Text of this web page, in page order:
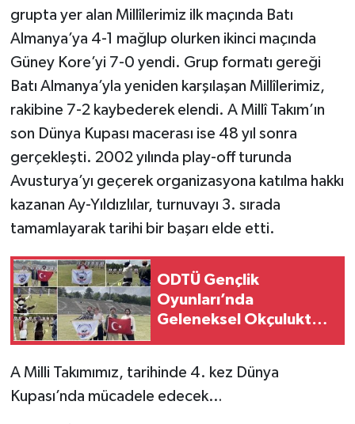
grupta yer alan Millîlerimiz ilk maçında Batı
Almanya’ya 4-1 mağlup olurken ikinci maçında
Güney Kore’yi 7-0 yendi. Grup formatı gereği
Batı Almanya’yla yeniden karşılaşan Millîlerimiz,
rakibine 7-2 kaybederek elendi. A Millî Takım’ın
son Dünya Kupası macerası ise 48 yıl sonra
gerçekleşti. 2002 yılında play-off turunda
Avusturya’yı geçerek organizasyona katılma hakkı
kazanan Ay-Yıldızlılar, turnuvayı 3. sırada
tamamlayarak tarihi bir başarı elde etti.
ODTÜ Gençlik
Oyunları’nda
Geleneksel Okçulukta
A Milli Takımımız, tarihinde 4. kez Dünya
Kupası’nda mücadele edecek…